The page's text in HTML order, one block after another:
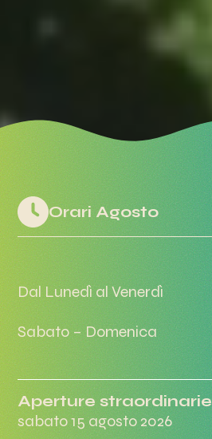
Orari Agosto
Dal Lunedì al Venerdì
Sabato – Domenica
Aperture straordinarie
sabato 15 agosto 2026